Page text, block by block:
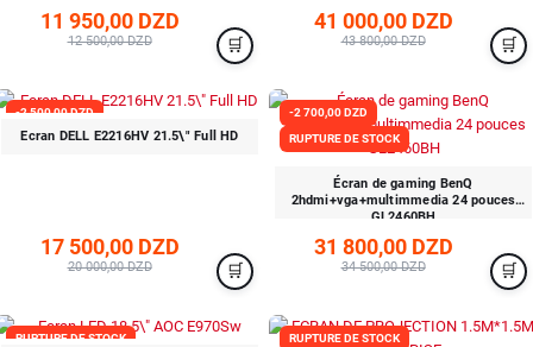
11 950,00 DZD
12 500,00 DZD
41 000,00 DZD
43 800,00 DZD
-2 500,00 DZD
RUPTURE DE STOCK
Ecran DELL E2216HV 21.5\" Full HD
17 500,00 DZD
20 000,00 DZD
-2 700,00 DZD
RUPTURE DE STOCK
Écran de gaming BenQ
2hdmi+vga+multimmedia 24 pouces
GL2460BH
31 800,00 DZD
34 500,00 DZD
RUPTURE DE STOCK RUPTURE DE STOCK